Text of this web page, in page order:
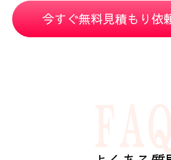
今すぐ無料見積もり